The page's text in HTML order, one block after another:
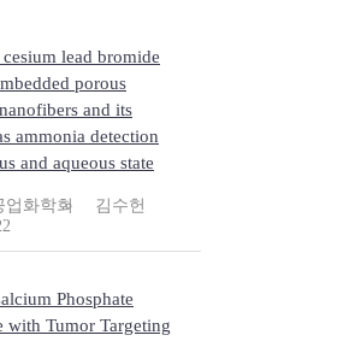
lead bromide
porous
and its
ammonia detection
and aqueous state
업화학회
김수헌
Phosphate
with Tumor Targeting